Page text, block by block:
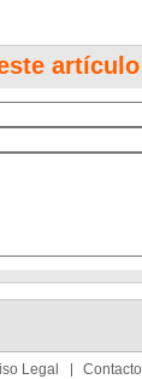
artículo
Legal Contacto